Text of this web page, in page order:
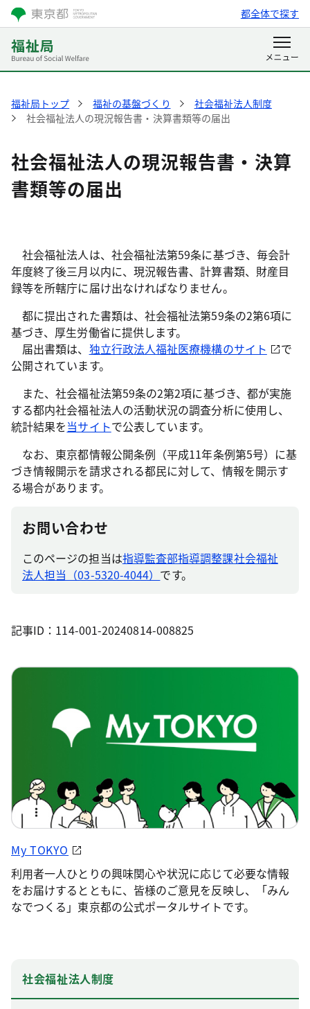
都全体で探す
福祉局トップ 福祉の基盤づくり
社会福祉法人制度
社会福祉法人の現況報告書・決算書類等の届出
社会福祉法人の現況報告書・決算
書類等の届出
社会福祉法人は、社会福祉法第59条に基づき、毎会計
年度終了後三月以内に、現況報告書、計算書類、財産目
録等を所轄庁に届け出なければなりません。
都に提出された書類は、社会福祉法第59条の2第6項に
基づき、厚生労働省に提供します。
届出書類は、 独立行政法人福祉医療機構のサイト
で
公開されています。
また、社会福祉法第59条の2第2項に基づき、都が実施
する都内社会福祉法人の活動状況の調査分析に使用し、
統計結果を当サイトで公表しています。
なお、東京都情報公開条例（平成11年条例第5号）に基
づき情報開示を請求される都民に対して、情報を開示す
る場合があります。
お問い合わせ
このページの担当は指導監査部指導調整課社会福祉
法人担当（03-5320-4044） です。
記事ID：114-001-20240814-008825
My TOKYO
利用者一人ひとりの興味関心や状況に応じて必要な情報
をお届けするとともに、皆様のご意見を反映し、「みん
なでつくる」東京都の公式ポータルサイトです。
社会福祉法人制度